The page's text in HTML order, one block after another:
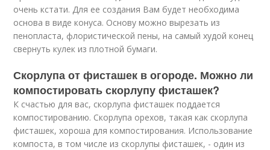
очень кстати. Для ее создания Вам будет необходима
основа в виде конуса. Основу можно вырезать из
пенопласта, флористической пены, на самый худой конец
свернуть кулек из плотной бумаги.
Скорлупа от фисташек в огороде. Можно ли
компостировать скорлупу фисташек?
К счастью для вас, скорлупа фисташек поддается
компостированию. Скорлупа орехов, такая как скорлупа
фисташек, хороша для компостирования. Использование
компоста, в том числе из скорлупы фисташек, - один из